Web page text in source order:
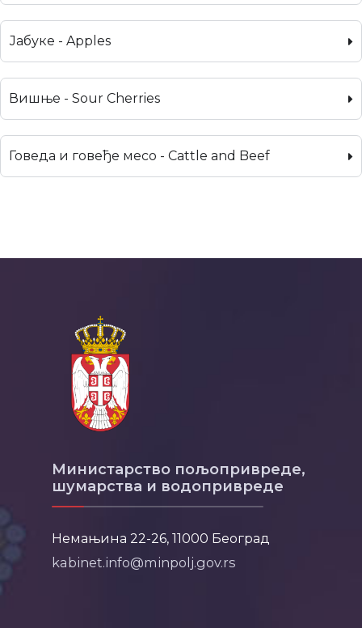
Јабуке - Apples
Вишње - Sour Cherries
Говеда и говеђе месо - Cattle and Beef
Министарство пољопривреде,
шумарства и водопривреде
Немањина 22-26, 11000 Београд
kabinet.info@minpolj.gov.rs